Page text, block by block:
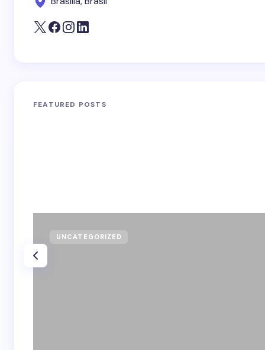
FEATURED POSTS
UNCATEGORIZED